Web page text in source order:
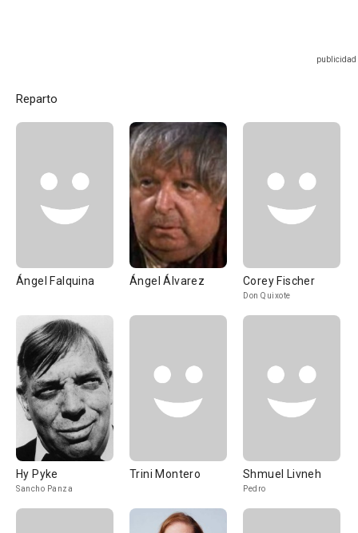
Reparto
Ángel Falquina Ángel Álvarez Corey Fischer
Don Quixote
Hy Pyke
Sancho Panza
Trini Montero Shmuel Livneh
Pedro